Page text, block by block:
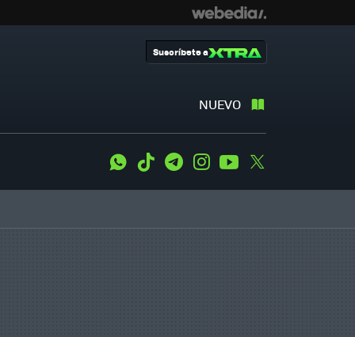
NUEVO
Suscríbete a
WhatsApp
Tiktok TelegramInstagramYoutube